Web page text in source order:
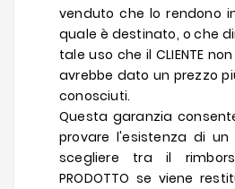
venduto che lo rendono
quale è destinato, o che
tale uso che il CLIENTE
avrebbe dato un prezzo
conosciuti.
Questa garanzia
provare l'esistenza di
scegliere tra il
PRODOTTO se viene